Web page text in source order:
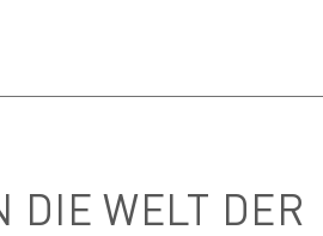
WELT DER